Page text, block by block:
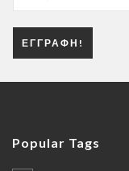
ΕΓΓΡΑΦΉ!
Popular Tags